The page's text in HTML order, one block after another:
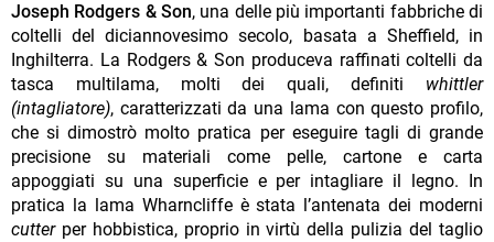
Joseph Rodgers & Son, una delle più importanti fabbriche di
coltelli del diciannovesimo secolo, basata a Sheffield, in
Inghilterra. La Rodgers & Son produceva raffinati coltelli da
tasca multilama, molti dei quali, definiti whittler
(intagliatore), caratterizzati da una lama con questo profilo,
che si dimostrò molto pratica per eseguire tagli di grande
precisione su materiali come pelle, cartone e carta
appoggiati su una superficie e per intagliare il legno. In
pratica la lama Wharncliffe è stata l’antenata dei moderni
cutterper hobbistica, proprio in virtù della pulizia del taglio